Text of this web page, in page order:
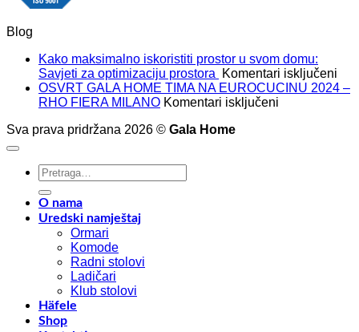
Blog
Kako maksimalno iskoristiti prostor u svom domu:
Savjeti za optimizaciju prostora
Komentari isključeni
OSVRT GALA HOME TIMA NA EUROCUCINU 2024 –
RHO FIERA MILANO Komentari isključeni
Sva prava pridržana 2026 © Gala Home
Pretraži:
O nama
Uredski namještaj
Ormari
Komode
Radni stolovi
Ladičari
Klub stolovi
Häfele
Shop